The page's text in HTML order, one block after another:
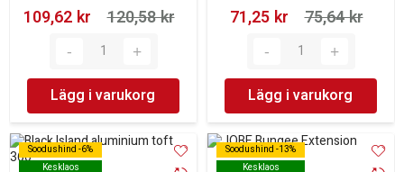
109,62 kr‎
120,58 kr‎
Lägg i varukorg
71,25 kr‎
75,64 kr‎
Lägg i varukorg
Soodushind -6%
Kesklaos
Soodushind -6%
Kesklaos
Soodushind -13%
Kesklaos
Soodushind -13%
Kesklaos